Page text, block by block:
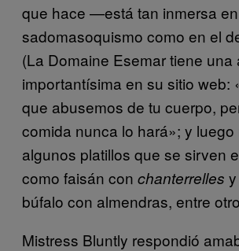
que hace —está tan inmersa
sadomasoquismo como en el
(La Domaine Esemar tiene una
importantísima en su sitio web:
que abusemos de tu cuerpo,
comida nunca lo hará»; y
algunos platillos que se sirven
como faisán con chanterrelles
búfalo con almendras, entre
Mistress Bluntly respondió